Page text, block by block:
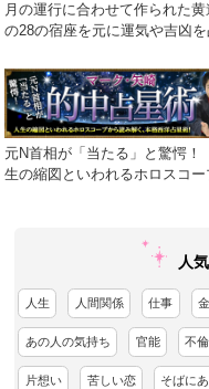
月の運行に合わせて作られた黄
の28の宿座を元に運気や吉凶を
元N首相が「当たる」と驚愕
生の縮図といわれるホロスコー
人
人生 人間関係 仕事
あの人の気持ち 官能 不倫
片想い 苦しい恋 そばに